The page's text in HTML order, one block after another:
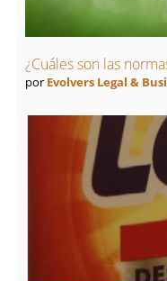
¿Cuáles son las
por Evolvers Legal &